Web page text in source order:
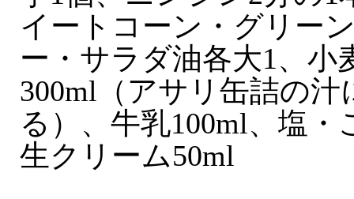
イートコーン・グリー
ー・サラダ油各大1、小
300ml（アサリ缶詰の汁
る）、牛乳100ml、塩・
生クリーム50ml